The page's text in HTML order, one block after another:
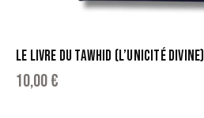
LE LIVRE DU TAWHID (L’UNICITÉ DIVINE)
10,00€